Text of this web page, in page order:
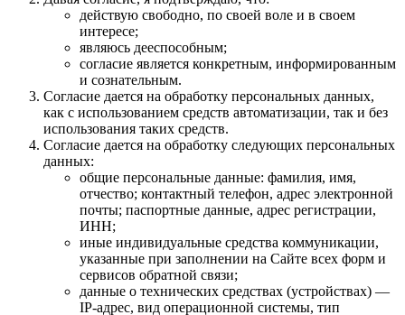
действую свободно, по своей воле и в своем
интересе;
являюсь дееспособным;
согласие является конкретным, информированным
и сознательным.
Согласие дается на обработку персональных данных,
как с использованием средств автоматизации, так и без
использования таких средств.
Согласие дается на обработку следующих персональных
данных:
общие персональные данные: фамилия, имя,
отчество; контактный телефон, адрес электронной
почты; паспортные данные, адрес регистрации,
ИНН;
иные индивидуальные средства коммуникации,
указанные при заполнении на Сайте всех форм и
сервисов обратной связи;
данные о технических средствах (устройствах) —
IP-адрес, вид операционной системы, тип